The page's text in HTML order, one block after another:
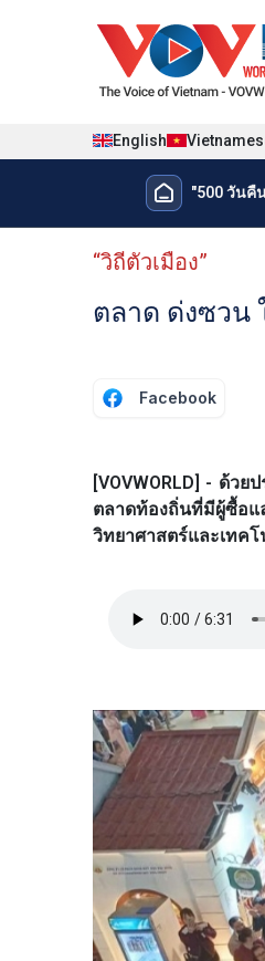
English
Menu trang chủ
"500 วันคื
Menu phụ tiếng
“วิถีตัวเมือง”
ตลาด ด่งซวน
Facebook
[VOVWORLD] - ด้ว
ตลาดท้องถิ่นที่มีผู้ซื้อ
วิทยาศาสตร์และเทค